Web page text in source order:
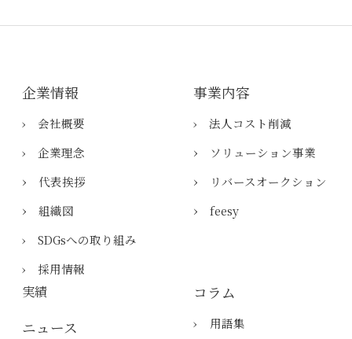
企業情報
› 会社概要
› ​企業理念
› ​代表挨拶
› 組織図
› SDGsへの取り組み
› 採用情報
事業内容
› 法人コスト削減
› ​ソリューション事業
› リバースオークション
›feesy
実績
ニュース
コラム
› 用語集